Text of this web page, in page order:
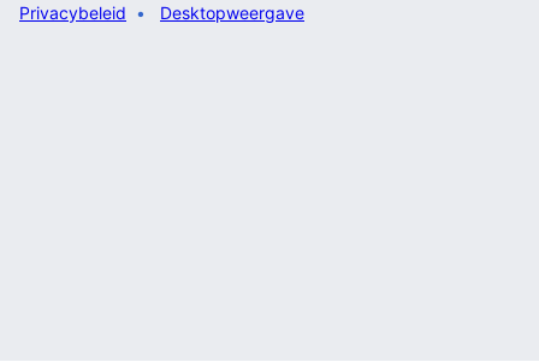
Privacybeleid Desktopweergave